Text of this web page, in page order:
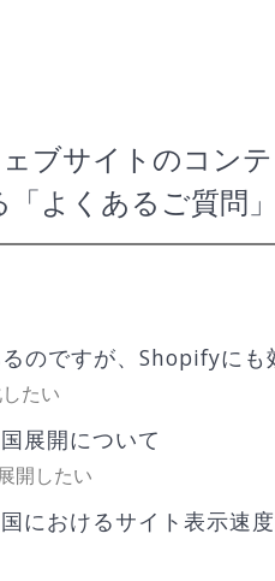
ブサイトのコン
よくあるご質問
のですが、Shopifyにも
たい
展開について
開したい
におけるサイト表示速